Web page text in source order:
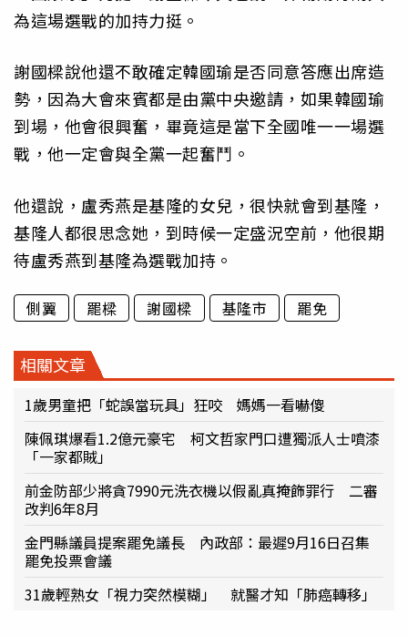
為這場選戰的加持力挺。
謝國樑說他還不敢確定韓國瑜是否同意答應出席造
勢，因為大會來賓都是由黨中央邀請，如果韓國瑜
到場，他會很興奮，畢竟這是當下全國唯一一場選
戰，他一定會與全黨一起奮鬥。
他還說，盧秀燕是基隆的女兒，很快就會到基隆，
基隆人都很思念她，到時候一定盛況空前，他很期
待盧秀燕到基隆為選戰加持。
側翼 罷樑 謝國樑 基隆市 罷免
相關文章
1歲男童把「蛇誤當玩具」狂咬 媽媽一看嚇傻
陳佩琪爆看1.2億元豪宅 柯文哲家門口遭獨派人士噴漆
「一家都賊」
前金防部少將貪7990元洗衣機以假亂真掩飾罪行 二審
改判6年8月
金門縣議員提案罷免議長 內政部：最遲9月16日召集
罷免投票會議
31歲輕熟女「視力突然模糊」 就醫才知「肺癌轉移」